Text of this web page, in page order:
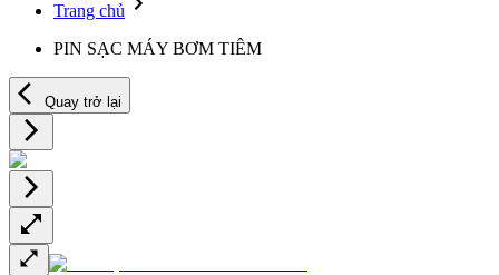
Trang chủ
PIN SẠC MÁY BƠM TIÊM
Quay trở lại